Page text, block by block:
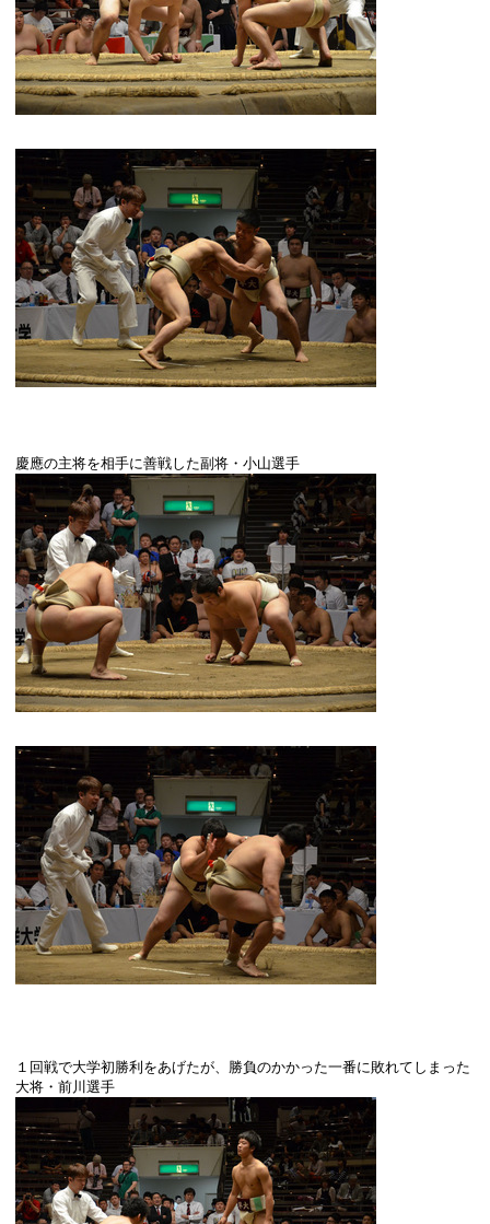
慶應の主将を相手に善戦した副将・小山選手
１回戦で大学初勝利をあげたが、勝負のかかった一番に敗れてしまった
大将・前川選手